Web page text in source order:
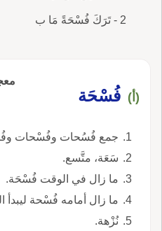
2 - تَرَكَ فُسْحَةً مَا ب
(أ) فُسْحَة
جمع فُسُحات وفُسْحات
سَعَة، متَّسع.
ما زال في الوقت فُسْحَة.
ما زال أمامه فُسْحة ليبدأ
نُزْهة.